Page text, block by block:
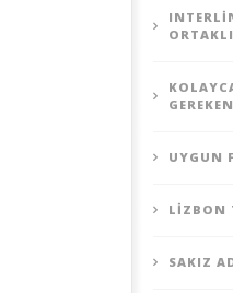
UYGUN
LIZBON
SAKIZ